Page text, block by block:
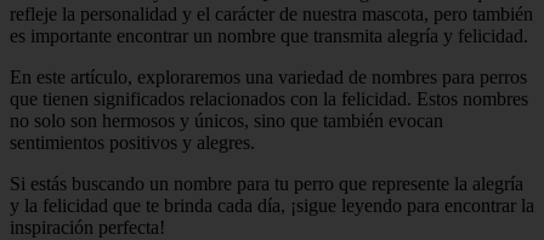
refleje la personalidad y el carácter de nuestra mascota, pero también
es importante encontrar un nombre que transmita alegría y felicidad.
En este artículo, exploraremos una variedad de nombres para perros
que tienen significados relacionados con la felicidad. Estos nombres
no solo son hermosos y únicos, sino que también evocan
sentimientos positivos y alegres.
Si estás buscando un nombre para tu perro que represente la alegría
y la felicidad que te brinda cada día, ¡sigue leyendo para encontrar la
inspiración perfecta!